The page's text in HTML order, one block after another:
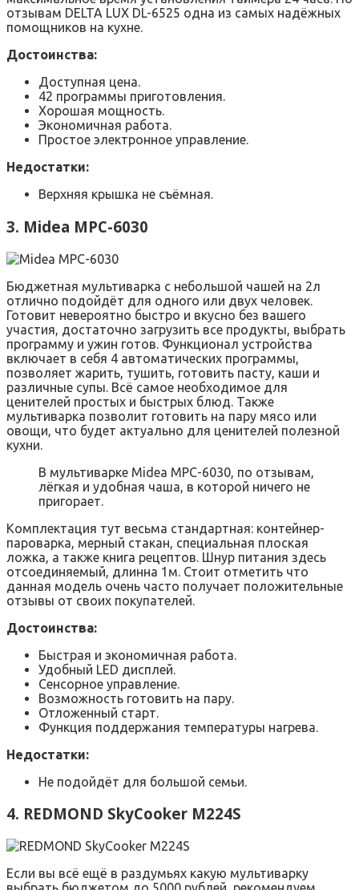
отзывам DELTA LUX DL-6525 одна из самых надёжных
помощников на кухне.
Достоинства:
Доступная цена.
42 программы приготовления.
Хорошая мощность.
Экономичная работа.
Простое электронное управление.
Недостатки:
Верхняя крышка не съёмная.
3. Midea MPC-6030
Бюджетная мультиварка с небольшой чашей на 2л
отлично подойдёт для одного или двух человек.
Готовит невероятно быстро и вкусно без вашего
участия, достаточно загрузить все продукты, выбрать
программу и ужин готов. Функционал устройства
включает в себя 4 автоматических программы,
позволяет жарить, тушить, готовить пасту, каши и
различные супы. Всё самое необходимое для
ценителей простых и быстрых блюд. Также
мультиварка позволит готовить на пару мясо или
овощи, что будет актуально для ценителей полезной
кухни.
В мультиварке Midea MPC-6030, по отзывам,
лёгкая и удобная чаша, в которой ничего не
пригорает.
Комплектация тут весьма стандартная: контейнер-
пароварка, мерный стакан, специальная плоская
ложка, а также книга рецептов. Шнур питания здесь
отсоединяемый, длинна 1м. Стоит отметить что
данная модель очень часто получает положительные
отзывы от своих покупателей.
Достоинства:
Быстрая и экономичная работа.
Удобный LED дисплей.
Сенсорное управление.
Возможность готовить на пару.
Отложенный старт.
Функция поддержания температуры нагрева.
Недостатки:
Не подойдёт для большой семьи.
4. REDMOND SkyCooker M224S
Если вы всё ещё в раздумьях какую мультиварку